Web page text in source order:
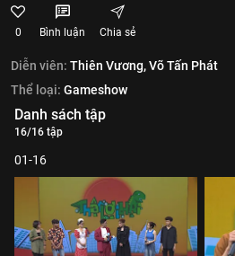
0 Bình luận Chia sẻ
Diễn viên: Thiên Vương,Võ Tấn Phát
Thể loại: Gameshow
Danh sách tập
16/16 tập
01-16